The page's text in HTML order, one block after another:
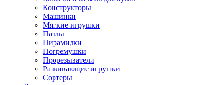
Конструкторы
Машинки
Мягкие игрушки
Пазлы
Пирамидки
Погремушки
Прорезыватели
Развивающие игрушки
Сортеры